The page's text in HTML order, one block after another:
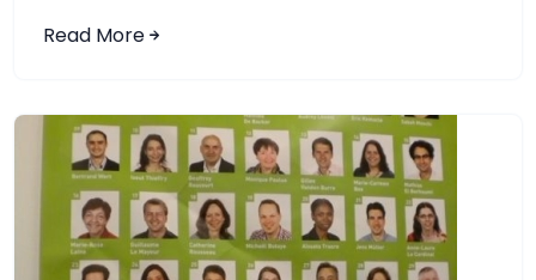
Read More